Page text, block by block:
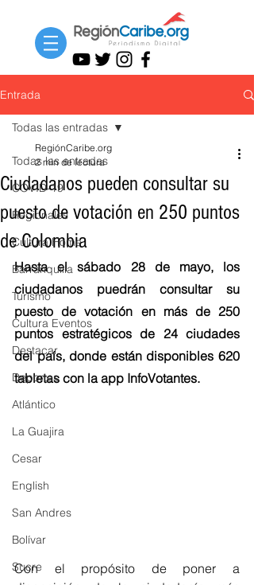
Entrada
Todas las entradas
COVID-19
Regionales
Cultura Home
Barranquilla
Turismo
Cultura Eventos
Destacar
Deportes
Atlántico
La Guajira
Cesar
English
San Andres
Bolívar
Sucre
Todas las entradas
Ciudadanos pueden consultar su
puesto de votación en 250 puntos
de Colombia
RegiónCaribe.org
2 min de lectura
Hasta el sábado 28 de mayo, los
ciudadanos puedrán consultar su
puesto de votación en más de 250
puntos estratégicos de 24 ciudades
del país, donde están disponibles 620
tabletas con la app InfoVotantes.
Con el propósito de poner a